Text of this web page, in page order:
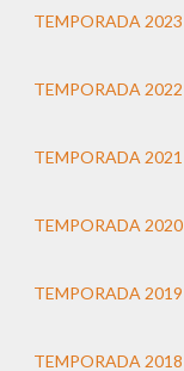
TEMPORADA 2023
TEMPORADA 2022
TEMPORADA 2021
TEMPORADA 2020
TEMPORADA 2019
TEMPORADA 2018